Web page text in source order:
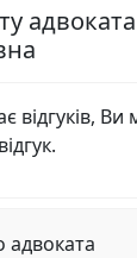
відгуків, Ви
адвоката